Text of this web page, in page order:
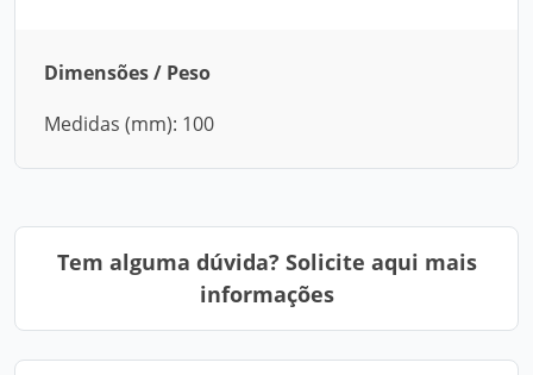
Dimensões / Peso
Medidas (mm): 100
Tem alguma dúvida? Solicite aqui mais
informações